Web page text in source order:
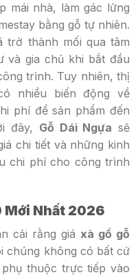
mái nhà, làm gác lửng
bằng gỗ tự nhiên.
trở thành mối qua tâm
và gia chủ khi bắt đầu
trình. Tuy nhiên, thị
nhiều biến động về
phí để sản phẩm đến
đây, Gỗ Dái Ngựa sẽ
chi tiết và những kinh
chi phí cho công trình
Mới Nhất 2026
cải rằng giá xà gồ gỗ
chúng không có bất cứ
thuộc trực tiếp vào